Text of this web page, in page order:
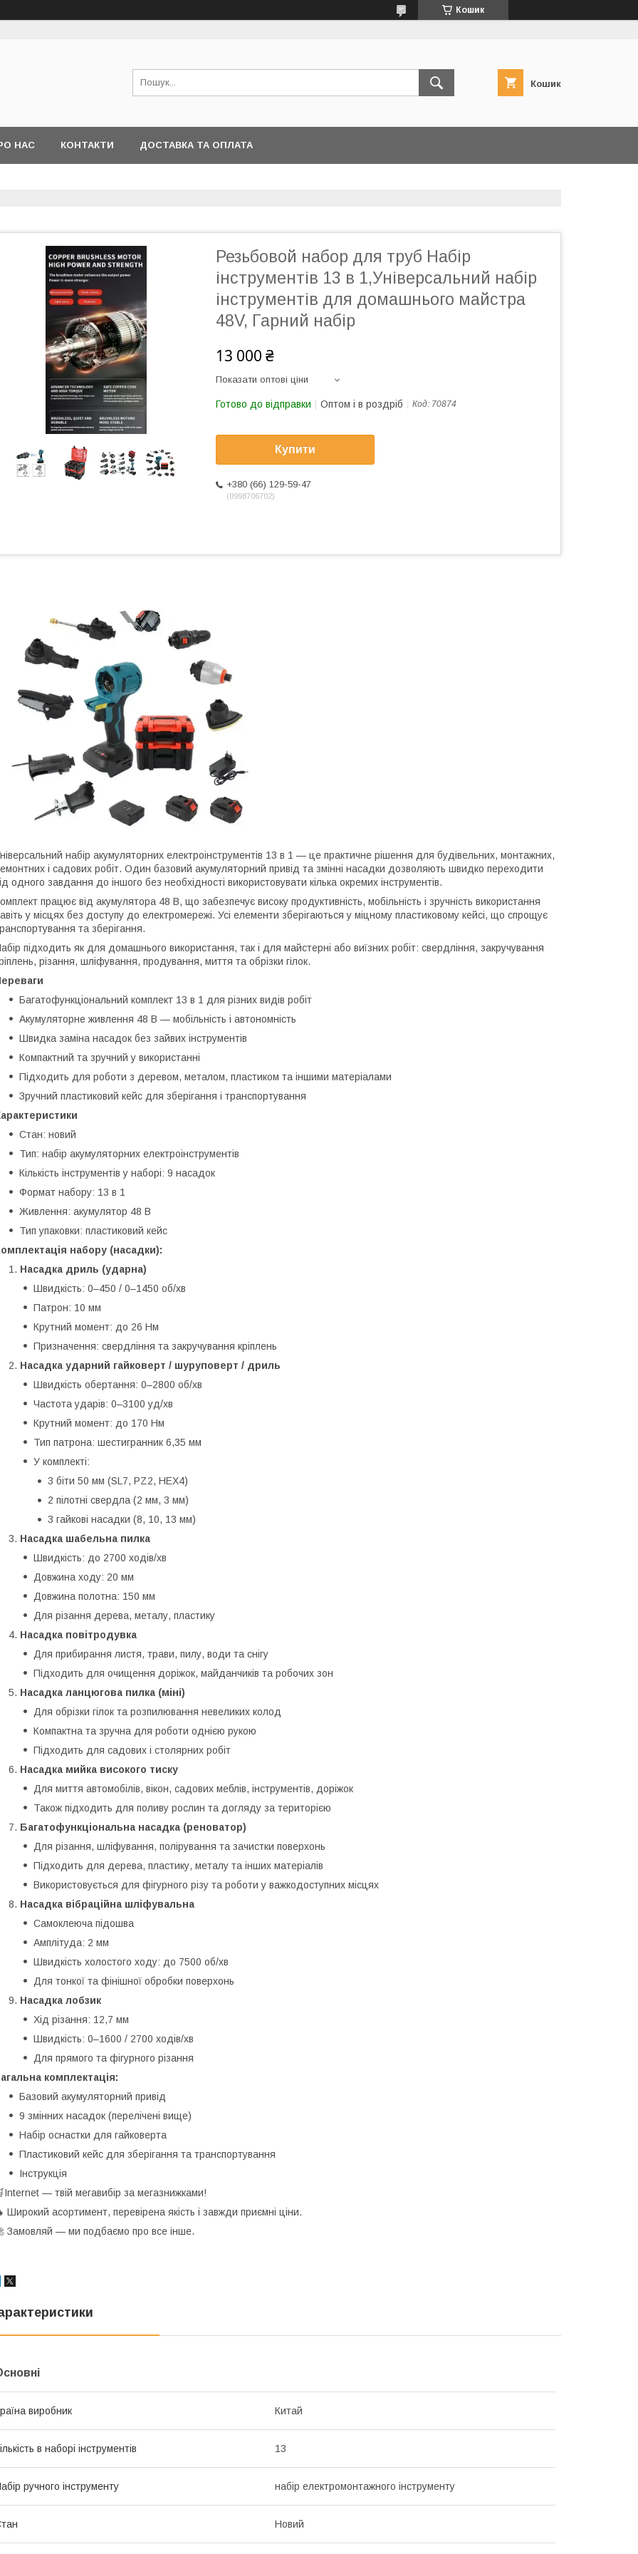
Кошик
Кошик
НАС КОНТАКТИ ДОСТАВКА ТА ОПЛАТА
Резьбовой набор для труб Набір
інструментів 13 в 1,Універсальний набір
інструментів для домашнього майстра
48V, Гарний набір
13 000 ₴
Показати оптові ціни
Готово до відправки Оптом і в роздріб Код: 70874
Купити
+380 (66) 129-59-47
0998706702
набір акумуляторних електроінструментів 13 в 1 — це практичне рішення для будівельних, монтажних,
і садових робіт. Один базовий акумуляторний привід та змінні насадки дозволяють швидко переходити
одного завдання до іншого без необхідності використовувати кілька окремих інструментів.
працює від акумулятора 48 В, що забезпечує високу продуктивність, мобільність і зручність використання
у місцях без доступу до електромережі. Усі елементи зберігаються у міцному пластиковому кейсі, що спрощує
та зберігання.
підходить як для домашнього використання, так і для майстерні або виїзних робіт: свердління, закручування
різання, шліфування, продування, миття та обрізки гілок.
Багатофункціональний комплект 13 в 1 для різних видів робіт
Акумуляторне живлення 48 В — мобільність і автономність
Швидка заміна насадок без зайвих інструментів
Компактний та зручний у використанні
Підходить для роботи з деревом, металом, пластиком та іншими матеріалами
Зручний пластиковий кейс для зберігання і транспортування
Стан: новий
Тип: набір акумуляторних електроінструментів
Кількість інструментів у наборі: 9 насадок
Формат набору: 13 в 1
Живлення: акумулятор 48 В
Тип упаковки: пластиковий кейс
набору (насадки):
Насадка дриль (ударна)
Швидкість: 0–450 / 0–1450 об/хв
Патрон: 10 мм
Крутний момент: до 26 Нм
Призначення: свердління та закручування кріплень
Насадка ударний гайковерт / шуруповерт / дриль
Швидкість обертання: 0–2800 об/хв
Частота ударів: 0–3100 уд/хв
Крутний момент: до 170 Нм
Тип патрона: шестигранник 6,35 мм
У комплекті:
3 біти 50 мм (SL7, PZ2, HEX4)
2 пілотні свердла (2 мм, 3 мм)
3 гайкові насадки (8, 10, 13 мм)
Насадка шабельна пилка
Швидкість: до 2700 ходів/хв
Довжина ходу: 20 мм
Довжина полотна: 150 мм
Для різання дерева, металу, пластику
Насадка повітродувка
Для прибирання листя, трави, пилу, води та снігу
Підходить для очищення доріжок, майданчиків та робочих зон
Насадка ланцюгова пилка (міні)
Для обрізки гілок та розпилювання невеликих колод
Компактна та зручна для роботи однією рукою
Підходить для садових і столярних робіт
Насадка мийка високого тиску
Для миття автомобілів, вікон, садових меблів, інструментів, доріжок
Також підходить для поливу рослин та догляду за територією
Багатофункціональна насадка (реноватор)
Для різання, шліфування, полірування та зачистки поверхонь
Підходить для дерева, пластику, металу та інших матеріалів
Використовується для фігурного різу та роботи у важкодоступних місцях
Насадка вібраційна шліфувальна
Самоклеюча підошва
Амплітуда: 2 мм
Швидкість холостого ходу: до 7500 об/хв
Для тонкої та фінішної обробки поверхонь
Насадка лобзик
Хід різання: 12,7 мм
Швидкість: 0–1600 / 2700 ходів/хв
Для прямого та фігурного різання
комплектація:
Базовий акумуляторний привід
9 змінних насадок (перелічені вище)
Набір оснастки для гайковерта
Пластиковий кейс для зберігання та транспортування
Інструкція
— твій мегавибір за мегазнижками!
Широкий асортимент, перевірена якість і завжди приємні ціни.
Замовляй — ми подбаємо про все інше.
виробник Китай
в наборі інструментів 13
ручного інструменту набір електромонтажного інструменту
Новий